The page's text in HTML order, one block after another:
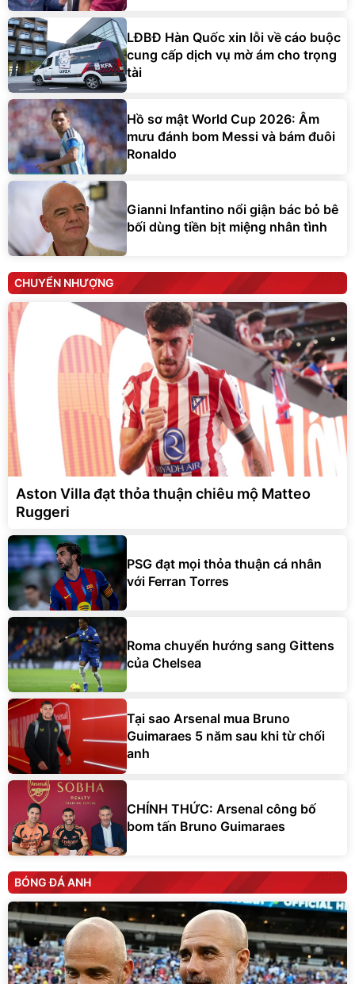
LĐBĐ Hàn Quốc xin lỗi về cáo buộc
cung cấp dịch vụ mờ ám cho trọng
tài
Hồ sơ mật World Cup 2026: Âm
mưu đánh bom Messi và bám đuôi
Ronaldo
Gianni Infantino nổi giận bác bỏ bê
bối dùng tiền bịt miệng nhân tình
CHUYỂN NHƯỢNG
Aston Villa đạt thỏa thuận chiêu mộ Matteo
Ruggeri
PSG đạt mọi thỏa thuận cá nhân
với Ferran Torres
Roma chuyển hướng sang Gittens
của Chelsea
Tại sao Arsenal mua Bruno
Guimaraes 5 năm sau khi từ chối
anh
CHÍNH THỨC: Arsenal công bố
bom tấn Bruno Guimaraes
BÓNG ĐÁ ANH